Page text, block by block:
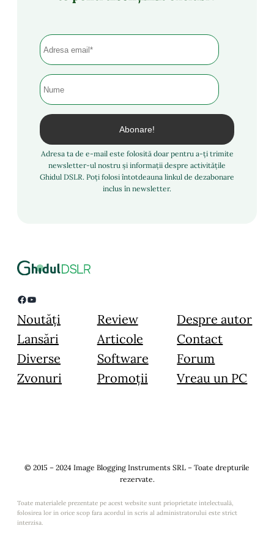
Adresa ta de e-mail este folosită doar pentru a-ți trimite
newsletter-ul nostru și informații despre activitățile
Ghidul DSLR. Poți folosi întotdeauna linkul de dezabonare
inclus în newsletter.
Facebook YouTube
Noutăți
Lansări
Diverse
Zvonuri
Review
Articole
Software
Promoții
Despre autor
Contact
Forum
Vreau un PC
© 2015 – 2024 Image Blogging Instruments SRL – Toate drepturile
rezervate.
Toate materialele prezentate pe acest website sunt prioprietate intelectuală,
folosirea lor in orice scop fara acordul in scris al administratorului este strict
interzisa.